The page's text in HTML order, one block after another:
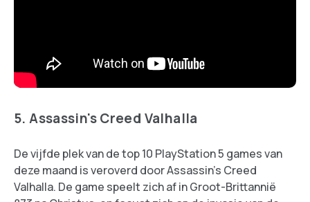
5. Assassin's Creed Valhalla
De vijfde plek van de top 10 PlayStation 5 games van
deze maand is veroverd door Assassin's Creed
Valhalla. De game speelt zich af in Groot-Brittannië